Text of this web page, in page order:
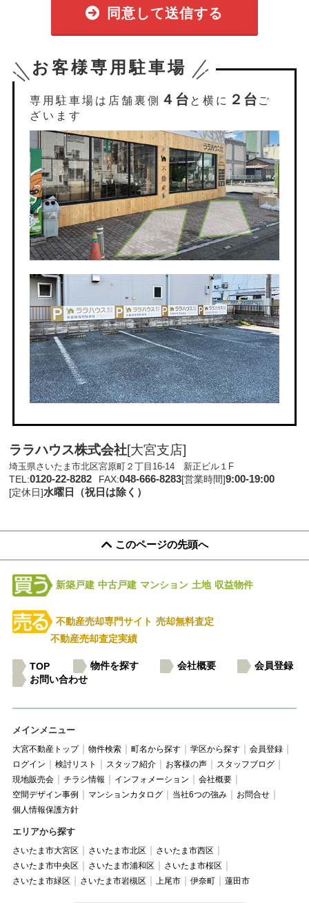
同意して送信する
お客様専用駐車場
専用駐車場は店舗裏側 ４台 と横に ２台 ご
ざいます
ララハウス株式会社[大宮支店]
埼玉県さいたま市北区宮原町２丁目16-14 新正ビル１F
TEL:0120-22-8282 FAX:048-666-8283[営業時間]9:00-19:00
[定休日]水曜日（祝日は除く）
このページの先頭へ
新築戸建 中古戸建 マンション 土地 収益物件
不動産売却専門サイト 売却無料査定
不動産売却査定実績
TOP 物件を探す 会社概要
会員登録
お問い合わせ
メインメニュー
大宮不動産トップ 物件検索 町名から探す 学区から探す
会員登録
ログイン
検討リスト スタッフ紹介 お客様の声
スタッフブログ
現地販売会
チラシ情報 インフォメーション
会社概要
空間デザイン事例
マンションカタログ 当社6つの強み
お問合せ
個人情報保護方針
エリアから探す
さいたま市大宮区 さいたま市北区
さいたま市西区
さいたま市中央区
さいたま市浦和区
さいたま市桜区
さいたま市緑区
さいたま市岩槻区 上尾市 伊奈町 蓮田市